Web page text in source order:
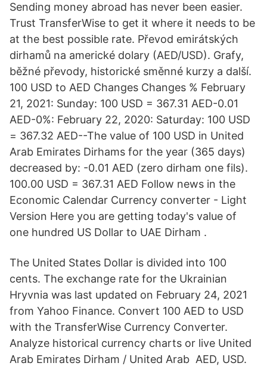
Sending money abroad has never been easier.
Trust TransferWise to get it where it needs to be
at the best possible rate. Převod emirátských
dirhamů na americké dolary (AED/USD). Grafy,
běžné převody, historické směnné kurzy a další.
100 USD to AED Changes Changes % February
21, 2021: Sunday: 100 USD = 367.31 AED-0.01
AED-0%: February 22, 2020: Saturday: 100 USD
= 367.32 AED--The value of 100 USD in United
Arab Emirates Dirhams for the year (365 days)
decreased by: -0.01 AED (zero dirham one fils).
100.00 USD = 367.31 AED Follow news in the
Economic Calendar Currency converter - Light
Version Here you are getting today's value of
one hundred US Dollar to UAE Dirham .
The United States Dollar is divided into 100
cents. The exchange rate for the Ukrainian
Hryvnia was last updated on February 24, 2021
from Yahoo Finance. Convert 100 AED to USD
with the TransferWise Currency Converter.
Analyze historical currency charts or live United
Arab Emirates Dirham / United Arab AED, USD.